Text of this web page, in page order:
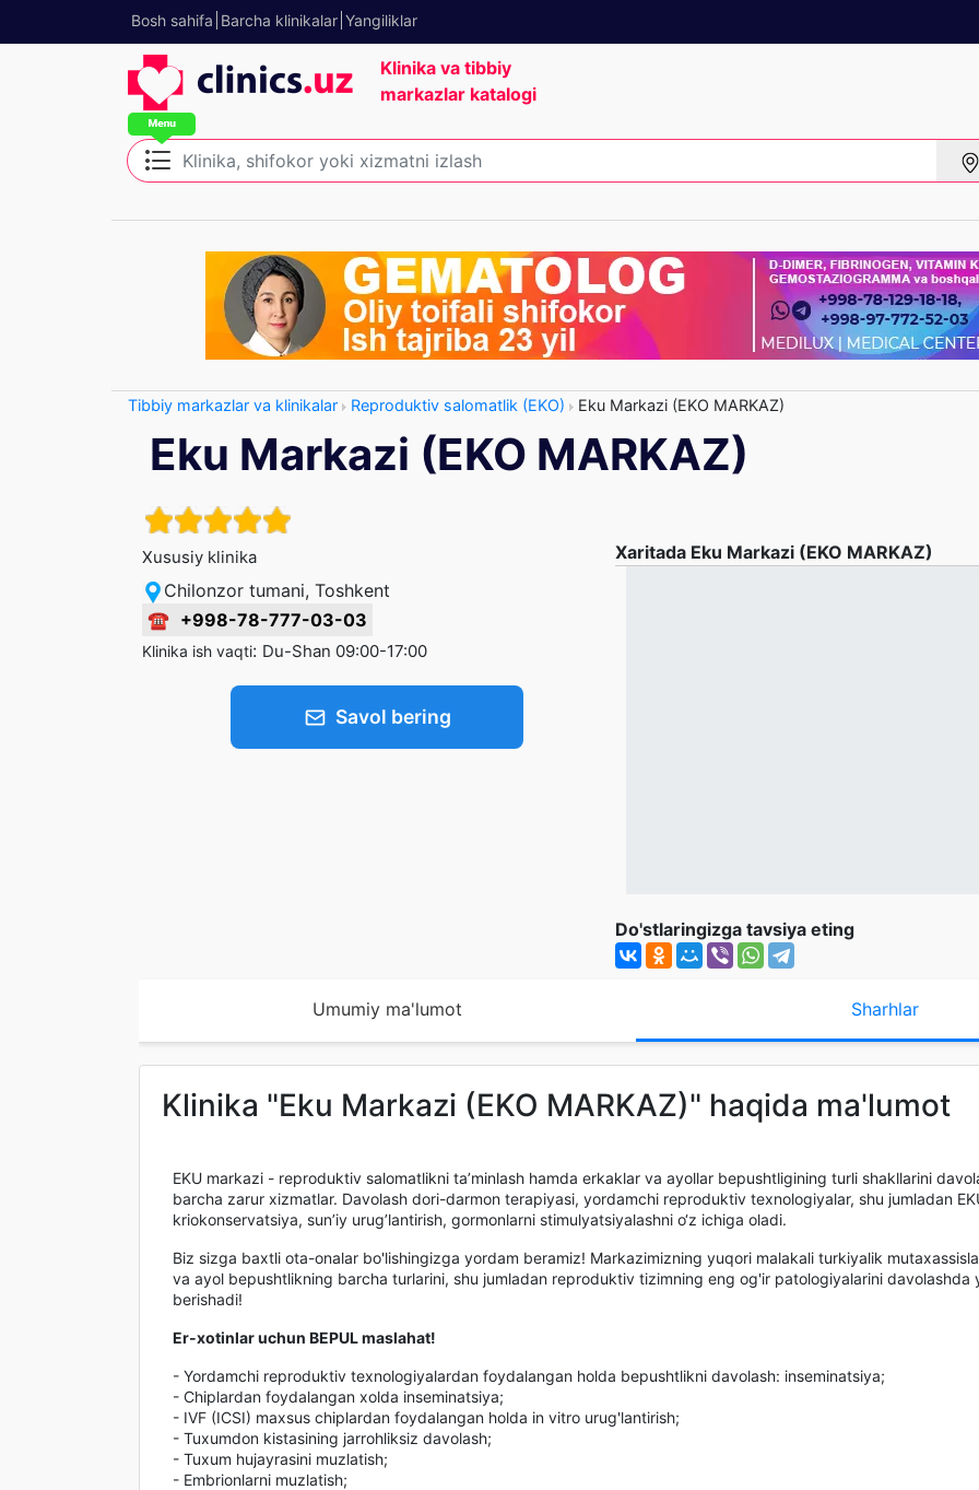
Bosh sahifa Barcha klinikalar Yangiliklar
Klinika va tibbiy
markazlar katalogi
Tibbiy markazlar va klinikalar Reproduktiv salomatlik (EKO) Eku Markazi (EKO MARKAZ)
Eku Markazi (EKO MARKAZ)
Xususiy klinika
Chilonzor tumani, Toshkent
☎ +998-78-777-03-03
Klinika ish vaqti: Du-Shan 09:00-17:00
Savol bering
Xaritada Eku Markazi (EKO MARKAZ)
Do'stlaringizga tavsiya eting
Umumiy ma'lumot Sharhlar
Klinika "Eku Markazi (EKO MARKAZ)" haqida ma'lumot
EKU markazi - reproduktiv salomatlikni ta’minlash hamda erkaklar va ayollar bepushtligining turli shakllarini
barcha zarur xizmatlar. Davolash dori-darmon terapiyasi, yordamchi reproduktiv texnologiyalar, shu jumladan
kriokonservatsiya, sun’iy urug’lantirish, gormonlarni stimulyatsiyalashni o‘z ichiga oladi.
Biz sizga baxtli ota-onalar bo'lishingizga yordam beramiz! Markazimizning yuqori malakali turkiyalik
va ayol bepushtlikning barcha turlarini, shu jumladan reproduktiv tizimning eng og'ir patologiyalarini davolashda
berishadi!
Er-xotinlar uchun BEPUL maslahat!
- Yordamchi reproduktiv texnologiyalardan foydalangan holda bepushtlikni davolash: inseminatsiya;
- Chiplardan foydalangan xolda inseminatsiya;
- IVF (ICSI) maxsus chiplardan foydalangan holda in vitro urug'lantirish;
- Tuxumdon kistasining jarrohliksiz davolash;
- Tuxum hujayrasini muzlatish;
- Embrionlarni muzlatish;